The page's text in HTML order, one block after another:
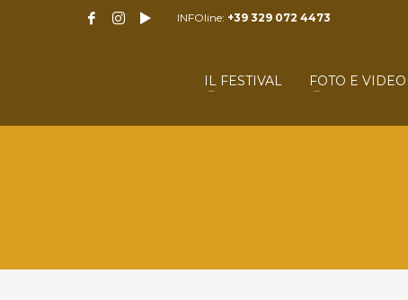
INFOline: +39 329 072 4473
IL FESTIVAL FOTO E VIDEO